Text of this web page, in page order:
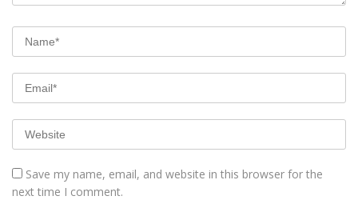
Save my name, email, and website in this browser for the
next time I comment.